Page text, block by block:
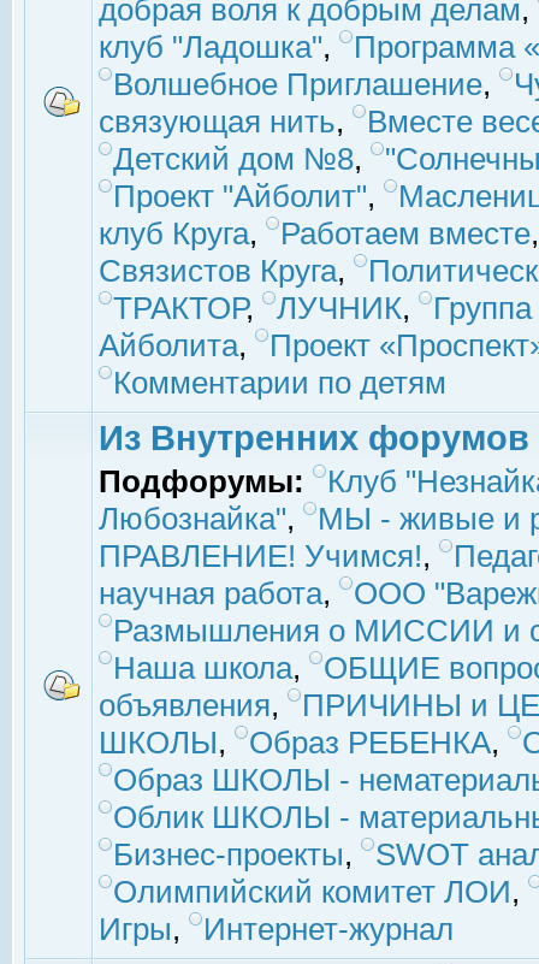
добрая воля к добрым делам,
клуб "Ладошка",
Программа
Волшебное Приглашение,
связующая нить,
Вместе
Детский дом №8,
Проект "Айболит",
клуб Круга, Работаем вместе
Связистов Круга,
ТРАКТОР, ЛУЧНИК,
Айболита,
Проект
Комментарии по детям
Из Внутренних форумов
Подфорумы:
Клуб
Любознайка",
МЫ - живые и
ПРАВЛЕНИЕ! Учимся!,
научная работа,
ООО
Размышления о МИССИИ и
Наша школа,
ОБЩИЕ
объявления,
ПРИЧИНЫ и
ШКОЛЫ, Образ РЕБЕНКА,
Образ ШКОЛЫ -
Облик ШКОЛЫ -
Бизнес-проекты,
SWOT
Олимпийский комитет ЛОИ,
Игры, Интернет-журнал